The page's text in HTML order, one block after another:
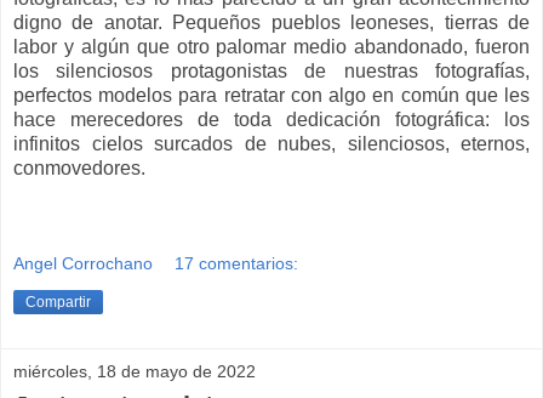
digno de anotar. Pequeños pueblos leoneses, tierras de
labor y algún que otro palomar medio abandonado, fueron
los silenciosos protagonistas de nuestras fotografías,
perfectos modelos para retratar con algo en común que les
hace merecedores de toda dedicación fotográfica: los
infinitos cielos surcados de nubes, silenciosos, eternos,
conmovedores.
Angel Corrochano 17 comentarios:
Compartir
miércoles, 18 de mayo de 2022